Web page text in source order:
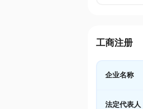
工商注册
企业名称
法定代表人